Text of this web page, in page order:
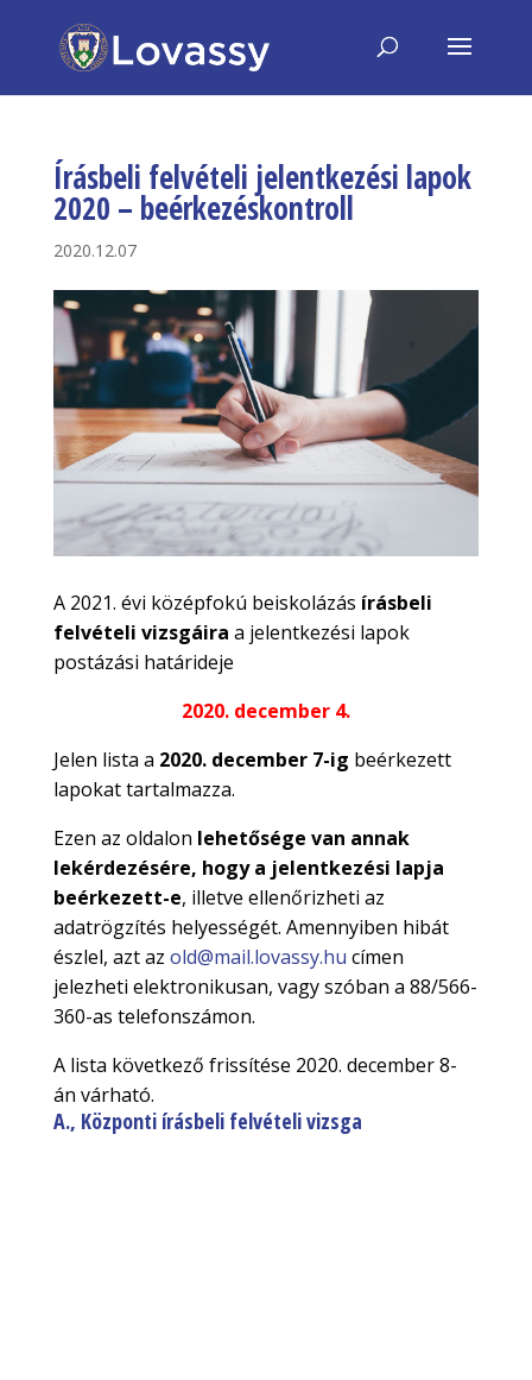
Írásbeli felvételi jelentkezési lapok
2020 – beérkezéskontroll
2020.12.07
A 2021. évi középfokú beiskolázás írásbeli
felvételi vizsgáira a jelentkezési lapok
postázási határideje
2020. december 4.
Jelen lista a 2020. december 7-ig beérkezett
lapokat tartalmazza.
Ezen az oldalon lehetősége van annak
lekérdezésére, hogy a jelentkezési lapja
beérkezett-e, illetve ellenőrizheti az
adatrögzítés helyességét. Amennyiben hibát
észlel, azt az old@mail.lovassy.hu címen
jelezheti elektronikusan, vagy szóban a 88/566-
360-as telefonszámon.
A lista következő frissítése 2020. december 8-
án várható.
A., Központi írásbeli felvételi vizsga